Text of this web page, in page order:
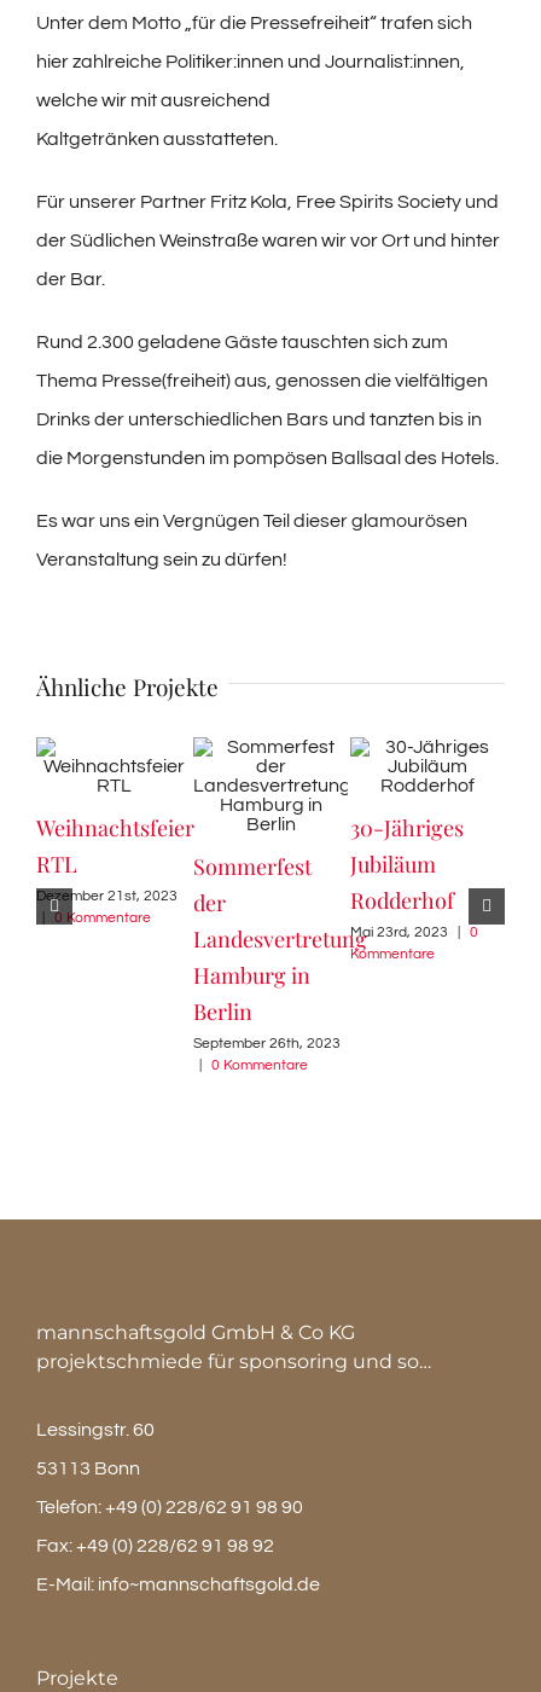
Unter dem Motto „für die Pressefreiheit“ trafen sich
hier zahlreiche Politiker:innen und Journalist:innen,
welche wir mit ausreichend
Kaltgetränken ausstatteten.
Für unserer Partner Fritz Kola, Free Spirits Society und
der Südlichen Weinstraße waren wir vor Ort und hinter
der Bar.
Rund 2.300 geladene Gäste tauschten sich zum
Thema Presse(freiheit) aus, genossen die vielfältigen
Drinks der unterschiedlichen Bars und tanzten bis in
die Morgenstunden im pompösen Ballsaal des Hotels.
Es war uns ein Vergnügen Teil dieser glamourösen
Veranstaltung sein zu dürfen!
Ähnliche Projekte
Weihnachtsfeier
RTL
Dezember 21st, 2023
0 Kommentare
Sommerfest
der
Landesvertretung
Hamburg in
Berlin
September 26th, 2023
0 Kommentare
30-Jähriges
Jubiläum
Rodderhof
Mai 23rd, 2023
0
Kommentare
mannschaftsgold GmbH & Co KG
projektschmiede für sponsoring und so…
Lessingstr. 60
53113 Bonn
Telefon:+49 (0) 228/62 91 98 90
Fax:+49 (0) 228/62 91 98 92
E-Mail: info~mannschaftsgold.de
Projekte